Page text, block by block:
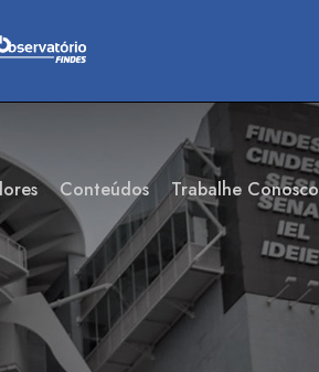
Conteúdos Trabalhe Conosco